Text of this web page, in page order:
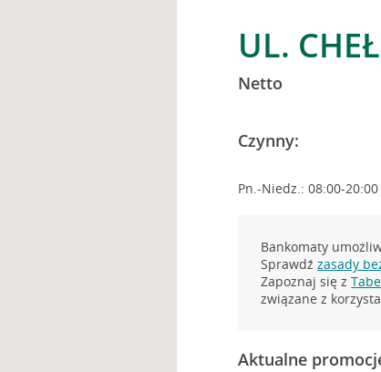
UL.
Netto
Czynny:
Pn.-Niedz.: 08:00-20:00
Bankomaty
Sprawdźzasady
Zapoznaj się z
związane z
Aktualne